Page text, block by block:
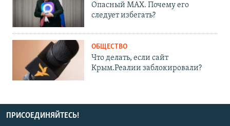
Опасный MAX. Почему его
следует избегать?
ОБЩЕСТВО
Что делать, если сайт
Крым.Реалии заблокировали?
ПРИСОЕДИНЯЙТЕСЬ!